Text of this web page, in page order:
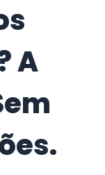
A